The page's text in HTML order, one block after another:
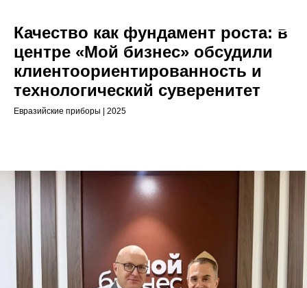
Качество как фундамент роста: в
центре «Мой бизнес» обсудили
клиентоориентированность и
технологический суверенитет
Евразийские приборы | 2025